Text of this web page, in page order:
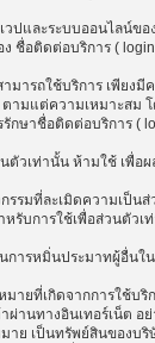
เวปและระบบออนไลน์
ชื่อติดต่อบริการ (
มารถใช้บริการ เพียง
ตามแต่ความเหมาะสม
กษาชื่อติดต่อบริการ (
ตัวเท่านั้น ห้ามใช้ เพื่
รรมที่ละเมิดความเป็
รับการใช้เพื่อส่วนตัวเ
ารหมิ่นประมาทผู้อื่นใ
ายที่เกิดจากการใช้บ
ผ่านทางอินเทอร์เน็ต
ย เป็นทรัพย์สินของบริ